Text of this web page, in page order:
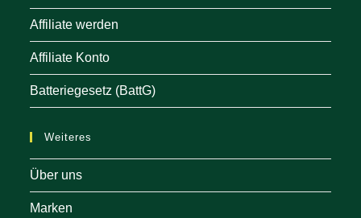
Affiliate werden
Affiliate Konto
Batteriegesetz (BattG)
Weiteres
Über uns
Marken